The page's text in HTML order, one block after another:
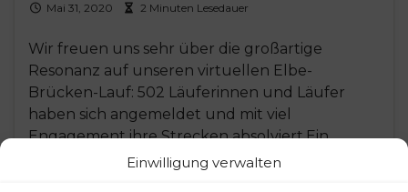
Einwilligung verwalten
Mai 31, 2020
2 Minuten Lesedauer
Wir freuen uns sehr über die großartige
Resonanz auf unseren virtuellen Elbe-
Brücken-Lauf: 502 Läuferinnen und Läufer
haben sich angemeldet und mit viel
Engagement ihre Strecken absolviert.Ein
herzliches Dankeschön an Euch alle für Eure